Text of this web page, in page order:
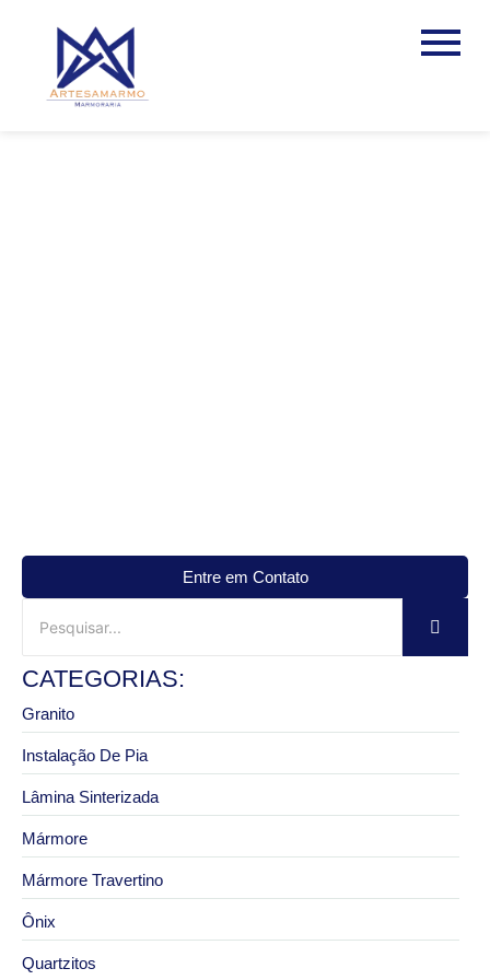
Entre em Contato
CATEGORIAS:
Granito
Instalação De Pia
Lâmina Sinterizada
Mármore
Mármore Travertino
Ônix
Quartzitos